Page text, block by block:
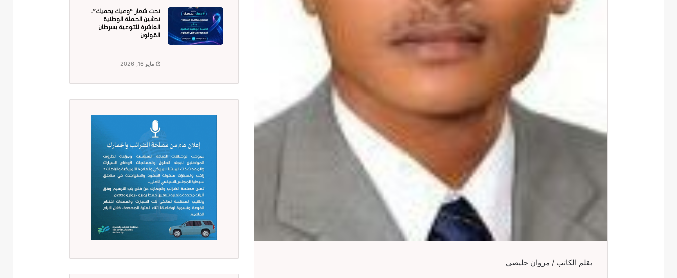
بقلم الكاتب / مروان حليصي
تحت شعار “وعيك يحميك”..
تدشين الحملة الوطنية
العاشرة للتوعية بسرطان
القولون
مايو 16, 2026